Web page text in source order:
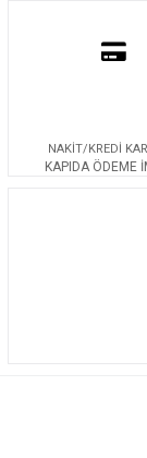
NAKİT/KREDİ
KAPIDA ÖDEME